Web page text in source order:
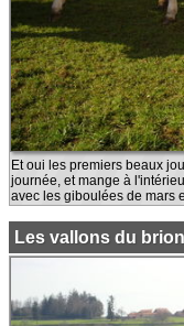
Et oui les premiers beaux
journée, et mange à
avec les giboulées de mars
Les vallons du